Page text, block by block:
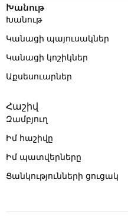
Խանութ
Խանութ
Կանացի պայուսակներ
Կանացի կոշիկներ
Աքսեսուարներ
Հաշիվ
Զամբյուղ
Իմ հաշիվը
Իմ պատվերները
Ցանկությունների ցուցակ